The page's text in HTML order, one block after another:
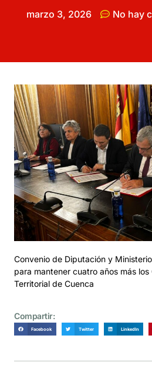
marzo 3, 2026 No hay
Convenio de Diputación y
para mantener cuatro años más
Territorial de Cuenca
Compartir:
Facebook Twitter LinkedIn